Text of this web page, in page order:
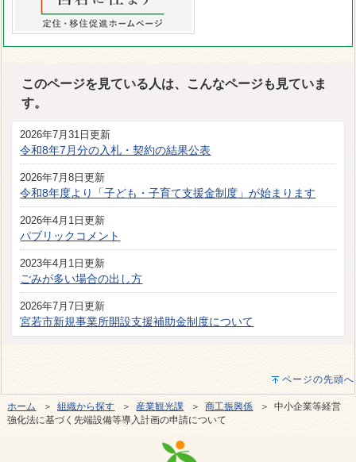
このページを見ている人は、こんなページも見ていま
す。
2026年7月31日更新
令和8年7月分の入札・契約の結果公表
2026年7月8日更新
令和8年度より「子ども・子育て支援金制度」が始まります
2026年4月1日更新
パブリックコメント
2023年4月1日更新
ごみが多い場合の出し方
2026年7月7日更新
宮若市新規事業所開設支援補助金制度について
ページの先頭へ
ホーム ＞組織から探す ＞ 産業観光課 ＞商工振興係 ＞ 中小企業等経営
強化法に基づく先端設備等導入計画の申請について